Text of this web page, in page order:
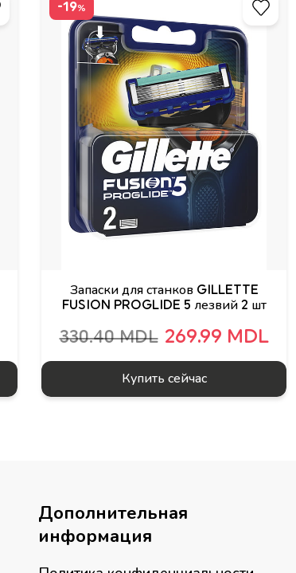
-19%
Запаски для станков GILLETTE
FUSION PROGLIDE 5 лезвий 2 шт
330.40 MDL 269.99 MDL
Купить сейчас
Дополнительная
информация